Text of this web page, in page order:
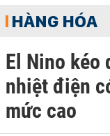
HÀNG HÓA
El Nino kéo
nhiệt điện
mức cao